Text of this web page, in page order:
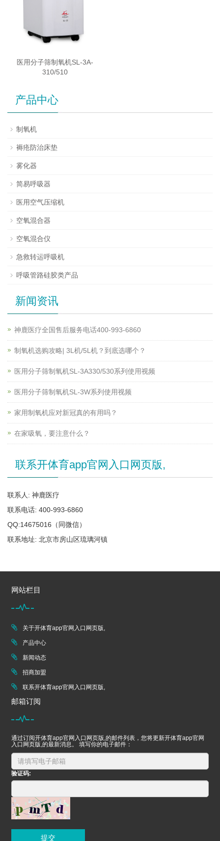
医用分子筛制氧机SL-3A-
310/510
产品中心
制氧机
褥疮防治床垫
雾化器
简易呼吸器
医用空气压缩机
空氧混合器
空氧混合仪
急救转运呼吸机
呼吸管路硅胶类产品
新闻资讯
神鹿医疗全国售后服务电话400-993-6860
制氧机选购攻略| 3L机/5L机？到底选哪个？
医用分子筛制氧机SL-3A330/530系列使用视频
医用分子筛制氧机SL-3W系列使用视频
家用制氧机应对新冠真的有用吗？
在家吸氧，要注意什么？
联系开体育app官网入口网页版,
联系人: 神鹿医疗
联系电话: 400-993-6860
QQ:14675016（同微信）
联系地址: 北京市房山区琉璃河镇
网站栏目
关于开体育app官网入口网页版,
产品中心
新闻动态
招商加盟
联系开体育app官网入口网页版,
邮箱订阅
通过订阅开体育app官网入口网页版,的邮件列表，您将更新开体育app官网
入口网页版,的最新消息。 填写你的电子邮件：
验证码:
提交